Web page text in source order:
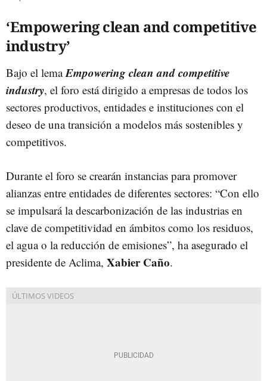
‘Empowering clean and competitive
industry’
Bajo el lemaEmpowering clean and competitive
industry, el foro está dirigido a empresas de todos los
sectores productivos, entidades e instituciones con el
deseo de una transición a modelos más sostenibles y
competitivos.
Durante el foro se crearán instancias para promover
alianzas entre entidades de diferentes sectores: “Con ello
se impulsará la descarbonización de las industrias en
clave de competitividad en ámbitos como los residuos,
el agua o la reducción de emisiones”, ha asegurado el
presidente de Aclima, Xabier Caño.